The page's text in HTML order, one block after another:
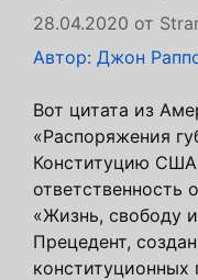
28.04.2020 от
Автор: Джон
Вот цитата из
«Распоряжения
Конституцию США
ответственность
«Жизнь, свободу
Прецедент,